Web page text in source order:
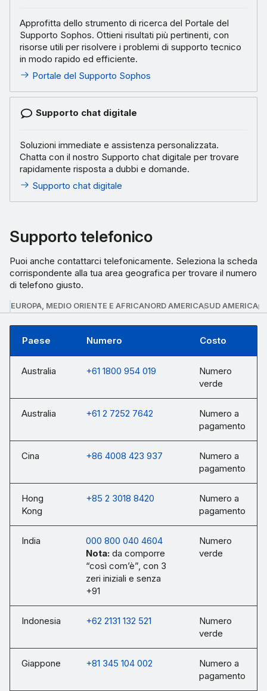
Approfitta dello strumento di ricerca del Portale del
Supporto Sophos. Ottieni risultati più pertinenti, con
risorse utili per risolvere i problemi di supporto tecnico
in modo rapido ed efficiente.
Portale del Supporto Sophos
Supporto chat digitale
Soluzioni immediate e assistenza personalizzata.
Chatta con il nostro Supporto chat digitale per trovare
rapidamente risposta a dubbi e domande.
Supporto chat digitale
Supporto telefonico
Puoi anche contattarci telefonicamente. Seleziona la scheda
corrispondente alla tua area geografica per trovare il numero
di telefono giusto.
EUROPA, MEDIO ORIENTE E AFRICANORD AMERICASUD AMERICA
Paese Numero Costo
Australia +61 1800 954 019
Numero
verde
Australia +61 2 7252 7642
Numero a
pagamento
Cina +86 4008 423 937
Numero a
pagamento
Hong
Kong
+85 2 3018 8420
Numero a
pagamento
India
000 800 040 4604
Nota:da comporre
“così com’è”, con 3
zeri iniziali e senza
+91
Numero
verde
Indonesia +62 2131 132 521
Numero
verde
Giappone +81 345 104 002
Numero a
pagamento